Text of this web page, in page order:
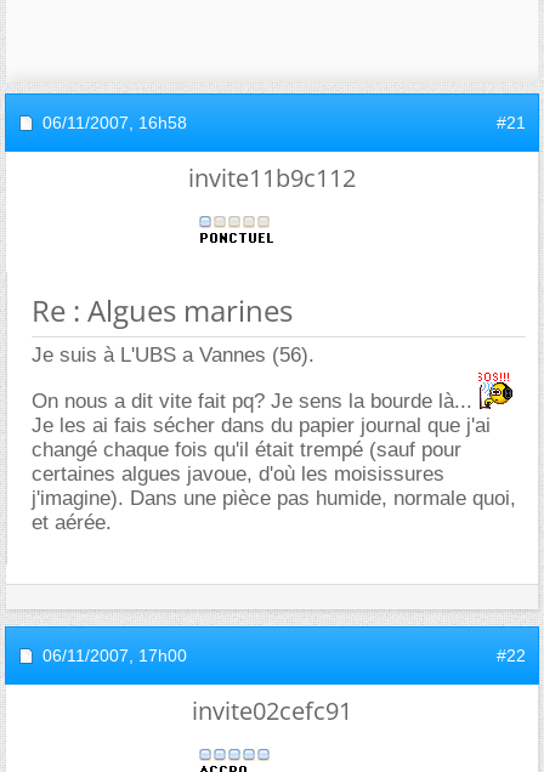
06/11/2007, 16h58 #21
invite11b9c112
Re : Algues marines
Je suis à L'UBS a Vannes (56).
On nous a dit vite fait pq? Je sens la bourde là...
Je les ai fais sécher dans du papier journal que j'ai
changé chaque fois qu'il était trempé (sauf pour
certaines algues javoue, d'où les moisissures
j'imagine). Dans une pièce pas humide, normale quoi,
et aérée.
06/11/2007, 17h00 #22
invite02cefc91